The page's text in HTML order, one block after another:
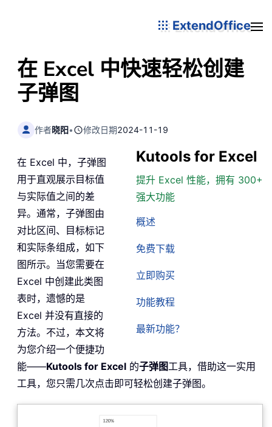
ExtendOffice
在 Excel 中快速轻松创建
子弹图
作者晓阳• 修改日期2024-11-19
Kutools for Excel
提升 Excel 性能，拥有 300+
强大功能
概述
免费下载
立即购买
功能教程
最新功能？
在 Excel 中，子弹图
用于直观展示目标值
与实际值之间的差
异。通常，子弹图由
对比区间、目标标记
和实际条组成，如下
图所示。当您需要在
Excel 中创建此类图
表时，遗憾的是
Excel 并没有直接的
方法。不过，本文将
为您介绍一个便捷功
能——Kutools for Excel 的子弹图工具，借助这一实用
工具，您只需几次点击即可轻松创建子弹图。